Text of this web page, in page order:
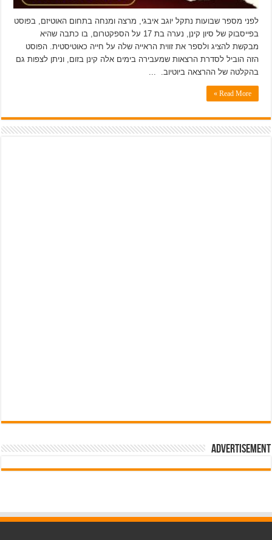
לפני מספר שבועות נתקל יוגב איבגי, מרצה ומנחה בתחום האוטיזם, בפוסט
בפייסבוק של סיון קינן, נערה בת 17 על הספקטרום, בו כתבה שהיא
מבקשת להציג ולספר את זווית הראייה שלה על חייה כאוטיסטית. הפוסט
הזה הוביל לסדרת הרצאות שמעבירה בימים אלה קינן בזום, וניתן לצפות גם
בהקלטה של ההרצאה ביוטיוב. ...
Read More »
Advertisement